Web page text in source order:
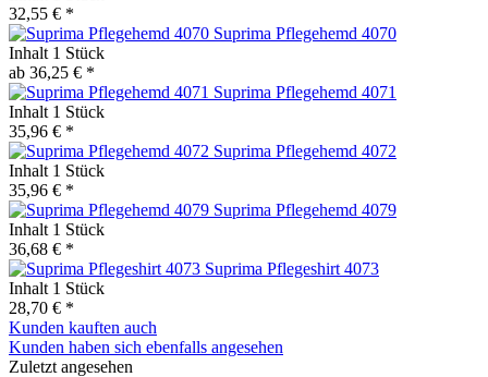
32,55 € *
Suprima Pflegehemd 4070
Inhalt 1 Stück
ab 36,25 € *
Suprima Pflegehemd 4071
Inhalt 1 Stück
35,96 € *
Suprima Pflegehemd 4072
Inhalt 1 Stück
35,96 € *
Suprima Pflegehemd 4079
Inhalt 1 Stück
36,68 € *
Suprima Pflegeshirt 4073
Inhalt 1 Stück
28,70 € *
Kunden kauften auch
Kunden haben sich ebenfalls angesehen
Zuletzt angesehen